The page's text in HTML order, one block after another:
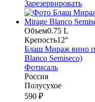
Зарезервировать
Объем0.75 L
Крепость12°
Блаш Мираж вино
Blanco Semiseco)
Фотисаль
Россия
Полусухое
590 ₽